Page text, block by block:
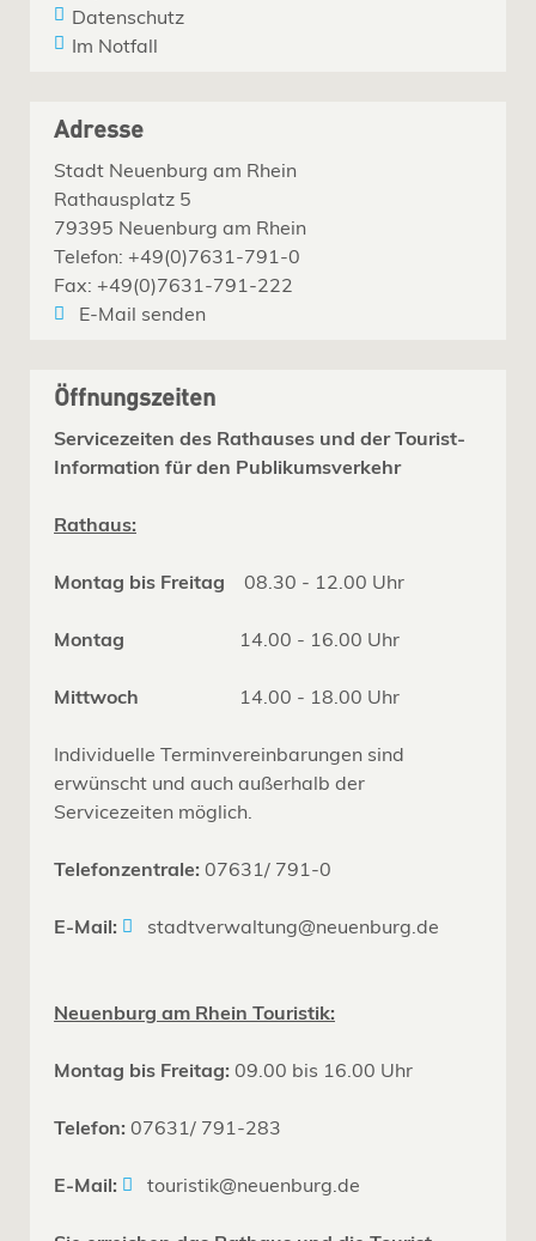
Datenschutz
Im Notfall
Adresse
Stadt Neuenburg am Rhein
Rathausplatz 5
79395 Neuenburg am Rhein
Telefon: +49(0)7631-791-0
Fax: +49(0)7631-791-222
E-Mail senden
Öffnungszeiten
Servicezeiten des Rathauses und der Tourist-
Information für den Publikumsverkehr
Rathaus:
Montag bis Freitag 08.30 - 12.00 Uhr
Montag 14.00 - 16.00 Uhr
Mittwoch 14.00 - 18.00 Uhr
Individuelle Terminvereinbarungen sind
erwünscht und auch außerhalb der
Servicezeiten möglich.
Telefonzentrale: 07631/ 791-0
E-Mail: stadtverwaltung@neuenburg.de
Neuenburg am Rhein Touristik:
Montag bis Freitag: 09.00 bis 16.00 Uhr
Telefon: 07631/ 791-283
E-Mail: touristik@neuenburg.de